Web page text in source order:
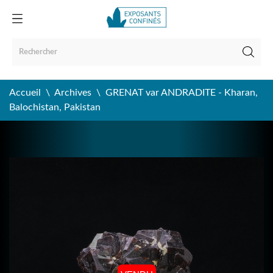
Accueil Archives
GRENAT var ANDRADITE - Kharan,
Balochistan, Pakistan